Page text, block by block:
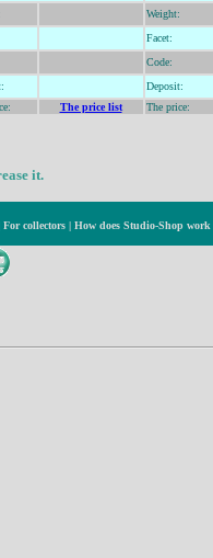
Weight:
Facet:
Code:
: Deposit:
The price list The price:
it.
For collectors | How does Studio-Shop work